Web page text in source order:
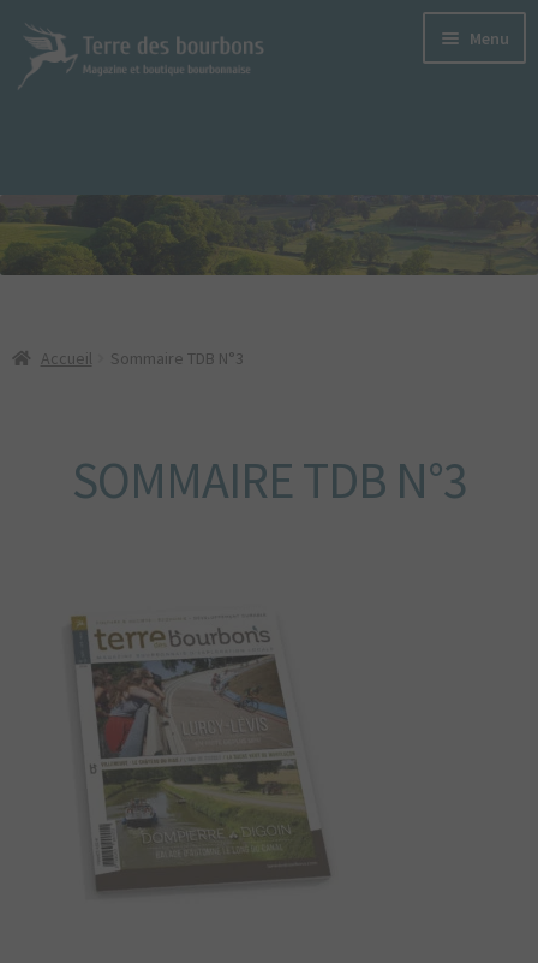
Aller
la
Aller
contenu
Menu
S’ABONNER
LE DERNIER SORTI
PODCASTS
LIVRES
AUTOCOLLANTS
CARTE POSTALES
POSTERS
ARTSHOP
Accueil Sommaire TDB N°3
SOMMAIRE TDB N°3